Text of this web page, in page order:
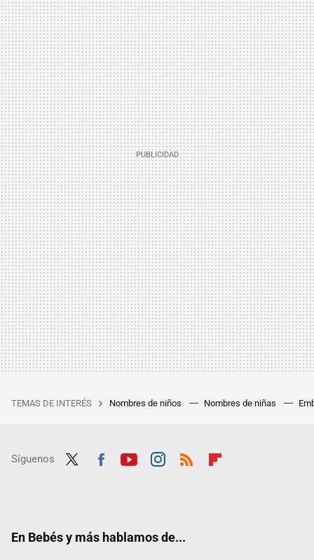
TEMAS DE INTERÉS Nombres de niños Nombres de niñas
Síguenos
En Bebés y más hablamos de...